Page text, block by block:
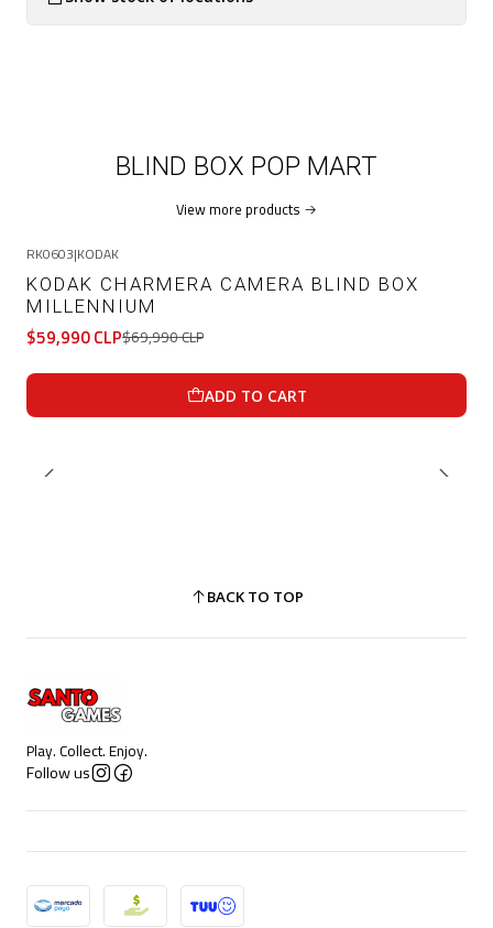
BLIND BOX POP MART
View more products
RK0603|KODAK
KODAK CHARMERA CAMERA BLIND BOX
MILLENNIUM
$59,990 CLP$69,990 CLP
ADD TO CART
BACK TO TOP
Play. Collect. Enjoy.
Follow us